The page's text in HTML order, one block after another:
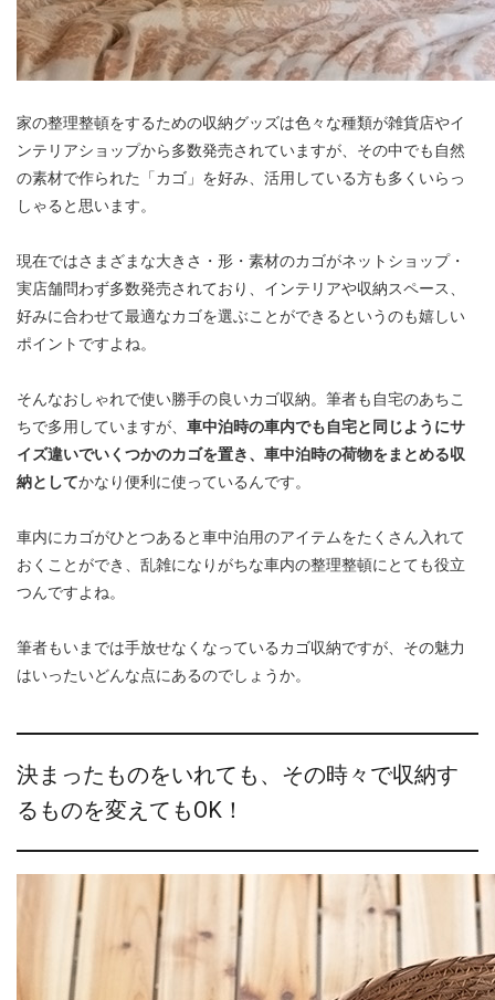
家の整理整頓をするための収納グッズは色々な種類が雑貨店やイ
ンテリアショップから多数発売されていますが、その中でも自然
の素材で作られた「カゴ」を好み、活用している方も多くいらっ
しゃると思います。
現在ではさまざまな大きさ・形・素材のカゴがネットショップ・
実店舗問わず多数発売されており、インテリアや収納スペース、
好みに合わせて最適なカゴを選ぶことができるというのも嬉しい
ポイントですよね。
そんなおしゃれで使い勝手の良いカゴ収納。筆者も自宅のあちこ
ちで多用していますが、 車中泊時の車内でも自宅と同じようにサ
イズ違いでいくつかのカゴを置き、車中泊時の荷物をまとめる収
納としてかなり便利に使っているんです。
車内にカゴがひとつあると車中泊用のアイテムをたくさん入れて
おくことができ、乱雑になりがちな車内の整理整頓にとても役立
つんですよね。
筆者もいまでは手放せなくなっているカゴ収納ですが、その魅力
はいったいどんな点にあるのでしょうか。
決まったものをいれても、その時々で収納す
るものを変えてもOK！